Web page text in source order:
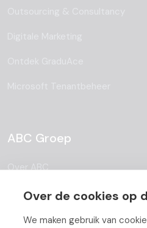
ABC Groep
Over ABC
Team
Vacatures
Over de cookies op
We maken gebruik van